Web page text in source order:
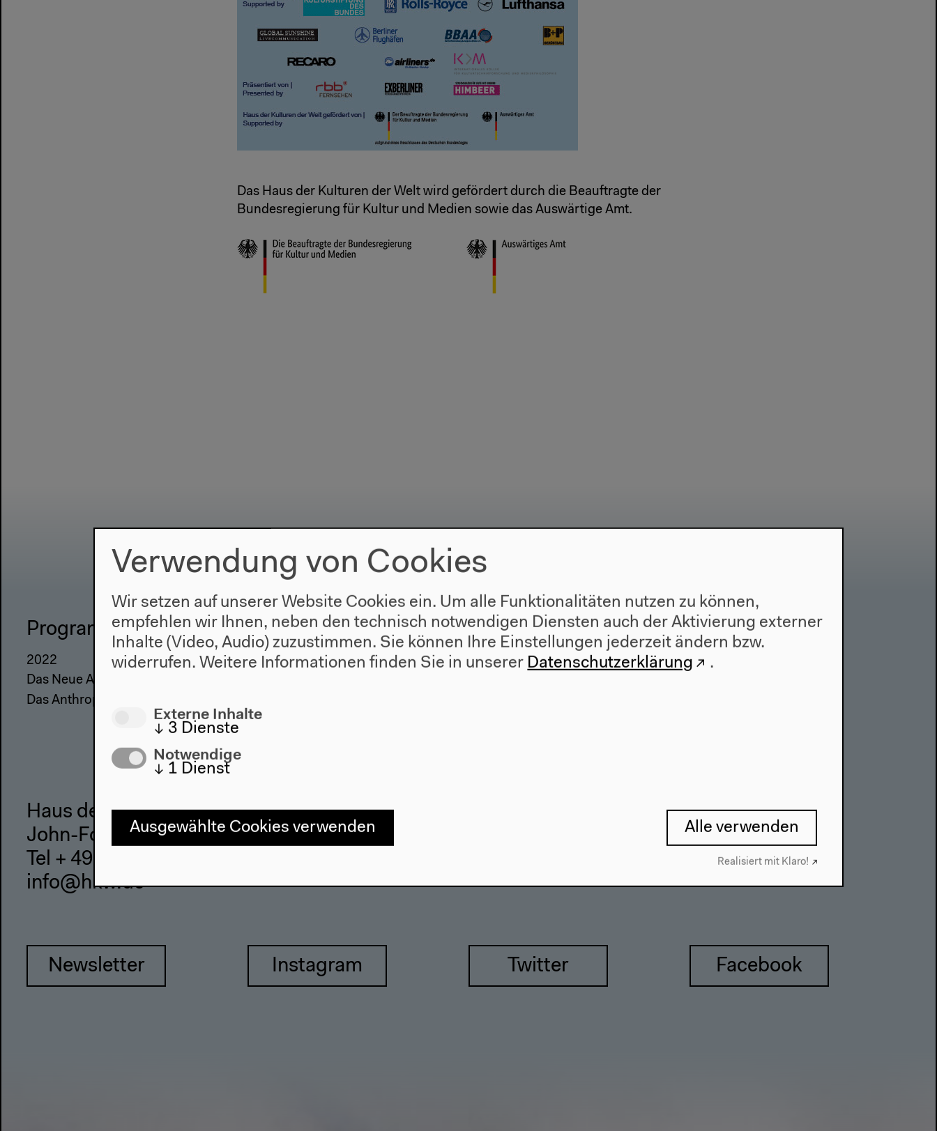
Das Haus der Kulturen der Welt wird gefördert durch die Beauftragte der
Bundesregierung für Kultur und Medien sowie das Auswärtige Amt.
Programm
2022
Das Neue Alphabet
Das Anthropozän am HKW
Haus
Über uns
Besuch
Anfahrt
Kontakt
Presse
Haus der Kulturen der Welt
John-Foster-Dulles-Allee 10, 10557 Berlin
Tel + 49 30 397 87 0
info@hkw.de
Newsletter Instagram Twitter Facebook
Verwendung von Cookies
Wir setzen auf unserer Website Cookies ein. Um alle Funktionalitäten nutzen zu können,
empfehlen wir Ihnen, neben den technisch notwendigen Diensten auch der Aktivierung externer
Inhalte (Video, Audio) zuzustimmen. Sie können Ihre Einstellungen jederzeit ändern bzw.
widerrufen. Weitere Informationen finden Sie in unserer Datenschutzerklärung .
Externe Inhalte
↓ 3 Dienste
Notwendige
↓ 1 Dienst
Ausgewählte Cookies verwenden Alle verwenden
Realisiert mit Klaro!